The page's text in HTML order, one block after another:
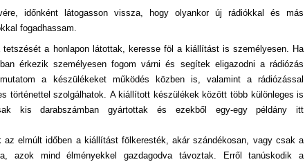
időnként látogasson vissza, hogy olyankor új rádiókkal és más
fogadhassam.
tetszését a honlapon látottak, keresse föl a kiállítást is személyesen. Ha
érkezik személyesen fogom várni és segítek eligazodni a rádiózás
a készülékeket működés közben is, valamint a rádiózással
történettel szolgálhatok. A kiállított készülékek között több különleges is
kis darabszámban gyártottak és ezekből egy-egy példány itt
az elmúlt időben a kiállítást fölkeresték, akár szándékosan, vagy csak a
azok mind élményekkel gazdagodva távoztak. Erről tanúskodik a